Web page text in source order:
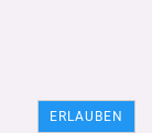
ERLAUBEN